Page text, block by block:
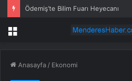
Ödemiş’te Bilim Fuarı Heyecanı
Menü
Anasayfa / Ekonomi